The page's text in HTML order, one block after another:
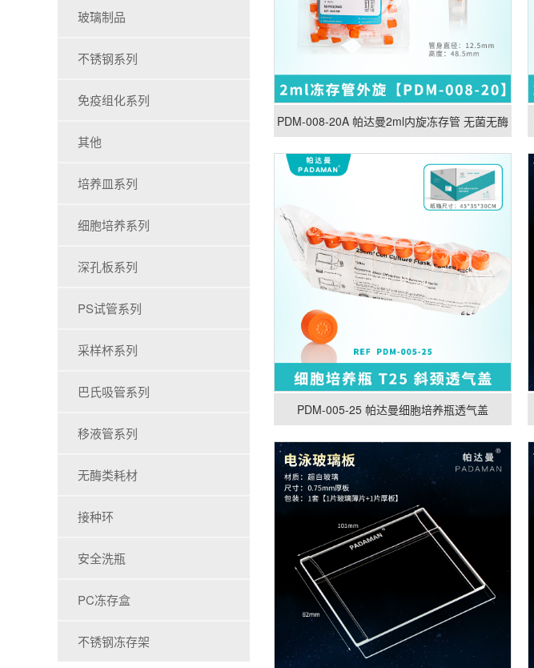
玻璃制品
不锈钢系列
免疫组化系列
其他
培养皿系列
细胞培养系列
深孔板系列
PS试管系列
采样杯系列
巴氏吸管系列
移液管系列
无酶类耗材
接种环
安全洗瓶
PC冻存盒
不锈钢冻存架
PDM-008-20A 帕达曼2ml内旋冻存管 无菌无酶
PDM-005-25 帕达曼细胞培养瓶透气盖